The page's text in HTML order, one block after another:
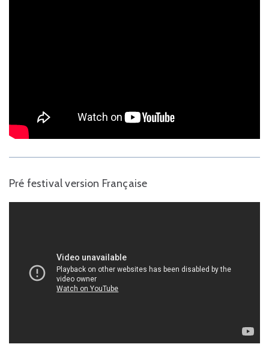
Pré festival version Française